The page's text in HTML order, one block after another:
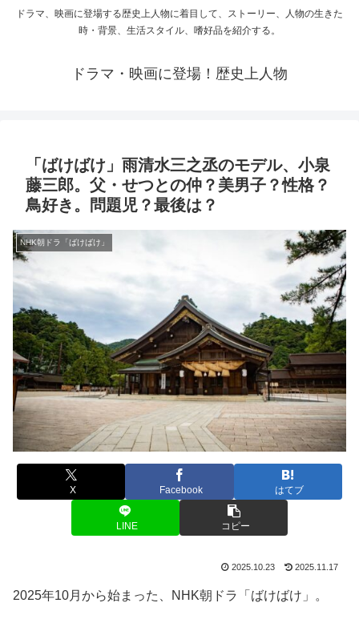
ドラマ、映画に登場する歴史上人物に着目して、ストーリー、人物の生きた
時・背景、生活スタイル、嗜好品を紹介する。
ドラマ・映画に登場！歴史上人物
「ばけばけ」雨清水三之丞のモデル、小泉
藤三郎。父・せつとの仲？美男子？性格？
鳥好き。問題児？最後は？
NHK朝ドラ「ばけばけ」
X Facebook はてブ
LINE コピー
2025.10.23 2025.11.17
2025年10月から始まった、NHK朝ドラ「ばけばけ」。